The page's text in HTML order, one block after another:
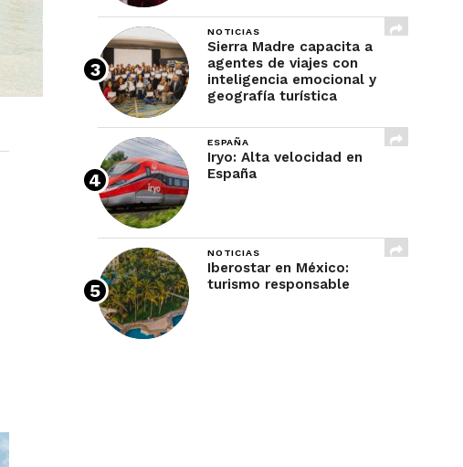
NOTICIAS
Sierra Madre capacita a
agentes de viajes con
inteligencia emocional y
geografía turística
ESPAÑA
Iryo: Alta velocidad en
España
NOTICIAS
Iberostar en México:
turismo responsable